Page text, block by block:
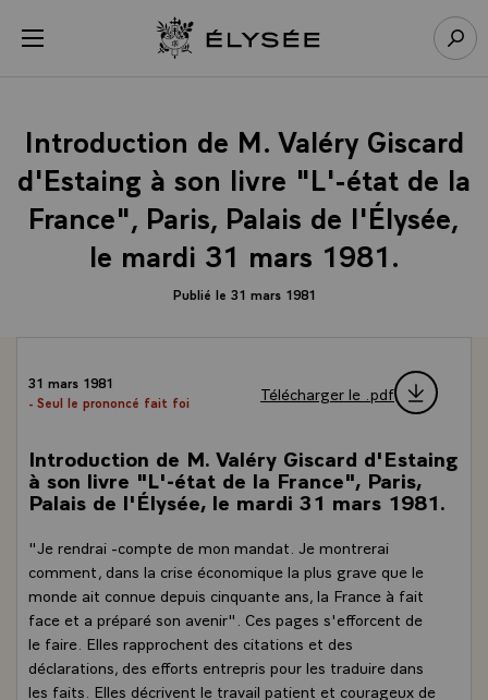
menu Retour à l’accueil Élysée
Introduction de M. Valéry Giscard
d'Estaing à son livre "L'-état de la
France", Paris, Palais de l'Élysée,
le mardi 31 mars 1981.
Publié le 31 mars 1981
31 mars 1981
- Seul le prononcé fait foi
Télécharger le .pdf
Introduction de M. Valéry Giscard d'Estaing
à son livre "L'-état de la France", Paris,
Palais de l'Élysée, le mardi 31 mars 1981.
"Je rendrai -compte de mon mandat. Je montrerai
comment, dans la crise économique la plus grave que le
monde ait connue depuis cinquante ans, la France à fait
face et a préparé son avenir". Ces pages s'efforcent de
le faire. Elles rapprochent des citations et des
déclarations, des efforts entrepris pour les traduire dans
les faits. Elles décrivent le travail patient et courageux de
Panneau de gestion des cookies